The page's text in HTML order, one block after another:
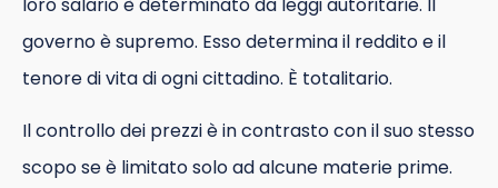
governo è supremo. Esso determina il reddito e il
tenore di vita di ogni cittadino. È totalitario.
Il controllo dei prezzi è in contrasto con il suo stesso
scopo se è limitato solo ad alcune materie prime.